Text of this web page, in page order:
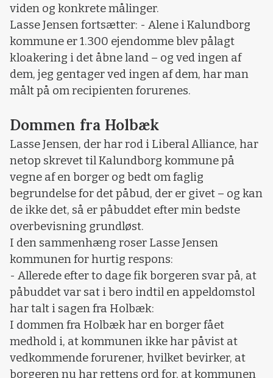
viden og konkrete målinger.
Lasse Jensen fortsætter: - Alene i Kalundborg
kommune er 1.300 ejendomme blev pålagt
kloakering i det åbne land – og ved ingen af
dem, jeg gentager ved ingen af dem, har man
målt på om recipienten forurenes.
Dommen fra Holbæk
Lasse Jensen, der har rod i Liberal Alliance, har
netop skrevet til Kalundborg kommune på
vegne af en borger og bedt om faglig
begrundelse for det påbud, der er givet – og kan
de ikke det, så er påbuddet efter min bedste
overbevisning grundløst.
I den sammenhæng roser Lasse Jensen
kommunen for hurtig respons:
- Allerede efter to dage fik borgeren svar på, at
påbuddet var sat i bero indtil en appeldomstol
har talt i sagen fra Holbæk:
I dommen fra Holbæk har en borger fået
medhold i, at kommunen ikke har påvist at
vedkommende forurener, hvilket bevirker, at
borgeren nu har rettens ord for, at kommunen